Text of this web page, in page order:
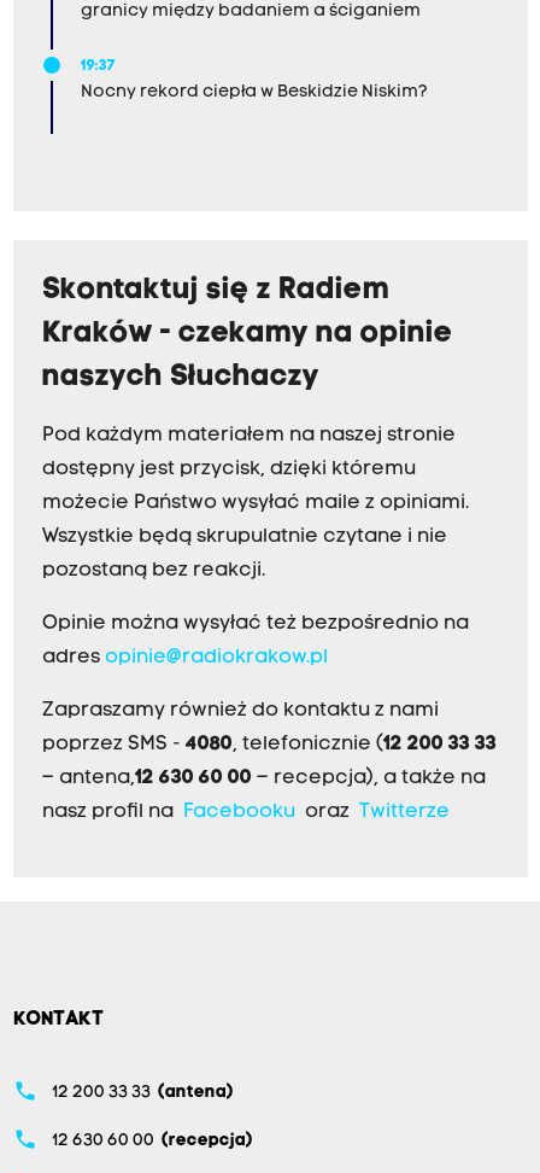
granicy między badaniem a ściganiem
19:37
Nocny rekord ciepła w Beskidzie Niskim?
Skontaktuj się z Radiem
Kraków - czekamy na opinie
naszych Słuchaczy
Pod każdym materiałem na naszej stronie
dostępny jest przycisk, dzięki któremu
możecie Państwo wysyłać maile z opiniami.
Wszystkie będą skrupulatnie czytane i nie
pozostaną bez reakcji.
Opinie można wysyłać też bezpośrednio na
adres opinie@radiokrakow.pl
Zapraszamy również do kontaktu z nami
poprzez SMS - 4080, telefonicznie (12 200 33 33
– antena,12 630 60 00 – recepcja), a także na
nasz profil na Facebookuoraz Twitterze
KONTAKT
phone 12 200 33 33 (antena)
phone 12 630 60 00 (recepcja)